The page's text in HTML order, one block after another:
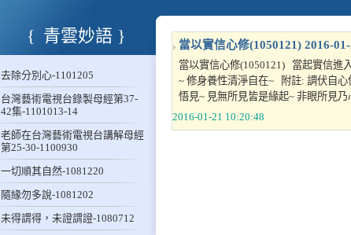
青雲妙語
去除分別心-1101205
台灣藝術電視台錄製母經第37-
42集-1101013-14
老師在台灣藝術電視台講解母經
第25-30-1100930
一切順其自然-1081220
隨緣勿多說-1081202
未得謂得，未證謂證-1080712
當以實信心修(1050121) 2016-01-
當以實信心修(1050121) 當起實信進
~ 修身養性清淨自在~ 附註: 調伏自心
悟見~ 見無所見皆是緣起~ 非眼所見
2016-01-21 10:20:48